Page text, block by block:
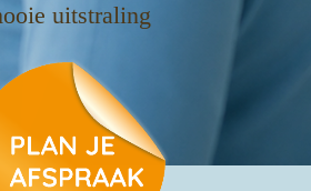
uitstraling